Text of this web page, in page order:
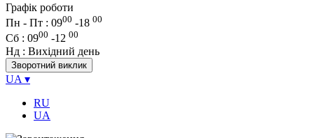
Графік роботи
Пн - Пт : 0900 -18 00
Сб : 0900 -12 00
Нд : Вихідний день
Зворотний виклик
UA ▾
RU
UA